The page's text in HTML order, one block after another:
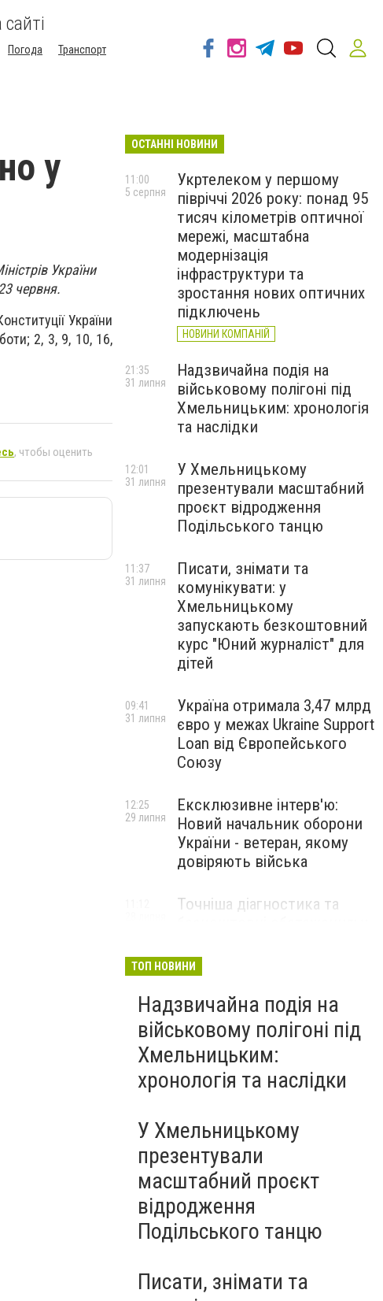
Погода
Транспорт
у
України
червня.
України
2, 3, 9, 10, 16,
, чтобы оценить
ОСТАННІ НОВИНИ
Укртелеком у першому
півріччі 2026 року: понад 95
тисяч кілометрів оптичної
мережі, масштабна
модернізація
інфраструктури та
зростання нових оптичних
підключень
НОВИНИ КОМПАНІЙ
11:00
5 серпня
Надзвичайна подія на
військовому полігоні під
Хмельницьким: хронологія
та наслідки
21:35
31 липня
У Хмельницькому
презентували масштабний
проєкт відродження
Подільського танцю
12:01
31 липня
Писати, знімати та
комунікувати: у
Хмельницькому
запускають безкоштовний
курс "Юний журналіст" для
дітей
11:37
31 липня
Україна отримала 3,47 млрд
євро у межах Ukraine Support
Loan від Європейського
Союзу
09:41
31 липня
Ексклюзивне інтерв'ю:
Новий начальник оборони
України - ветеран, якому
довіряють війська
12:25
29 липня
Точніша діагностика та
протипухлинному центрі
запрацював новий
томограф
Паперовий флот замість
Чорноморського: як реальні
втрати Росії перетворилися
на дитячу аплікацію
23:42
27 липня
ТОП НОВИНИ
Надзвичайна подія на
військовому полігоні під
Хмельницьким:
хронологія та наслідки
У Хмельницькому
презентували
масштабний проєкт
відродження
Подільського танцю
Писати, знімати та